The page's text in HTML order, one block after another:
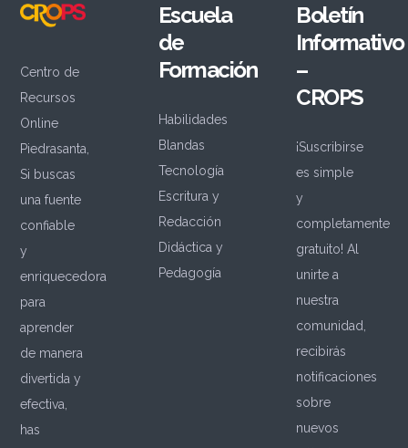
Centro de
Recursos
Online
Piedrasanta,
Si buscas
una fuente
confiable
y
enriquecedora
para
aprender
de manera
divertida y
efectiva,
has
Escuela
de
Formación
Habilidades
Blandas
Tecnología
Escritura y
Redacción
Didáctica y
Pedagogía
Boletín
Informativo
–
CROPS
¡Suscribirse
es simple
y
completamente
gratuito! Al
unirte a
nuestra
comunidad,
recibirás
notificaciones
sobre
nuevos